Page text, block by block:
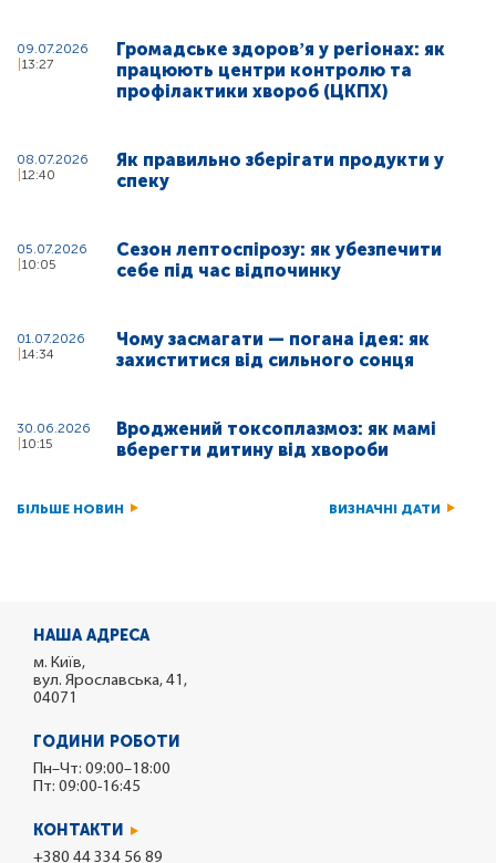
09.07.2026
13:27
Громадське здоровʼя у регіонах: як
працюють центри контролю та
профілактики хвороб (ЦКПХ)
08.07.2026
12:40
Як правильно зберігати продукти у
спеку
05.07.2026
10:05
Сезон лептоспірозу: як убезпечити
себе під час відпочинку
01.07.2026
14:34
Чому засмагати — погана ідея: як
захиститися від сильного сонця
30.06.2026
10:15
Вроджений токсоплазмоз: як мамі
вберегти дитину від хвороби
БІЛЬШЕ НОВИН ВИЗНАЧНІ ДАТИ
НАША АДРЕСА
м. Київ,
вул. Ярославська, 41,
04071
ГОДИНИ РОБОТИ
Пн–Чт: 09:00–18:00
Пт: 09:00-16:45
КОНТАКТИ
+380 44 334 56 89